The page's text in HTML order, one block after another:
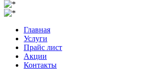
Главная
Услуги
Прайс лист
Акции
Контакты